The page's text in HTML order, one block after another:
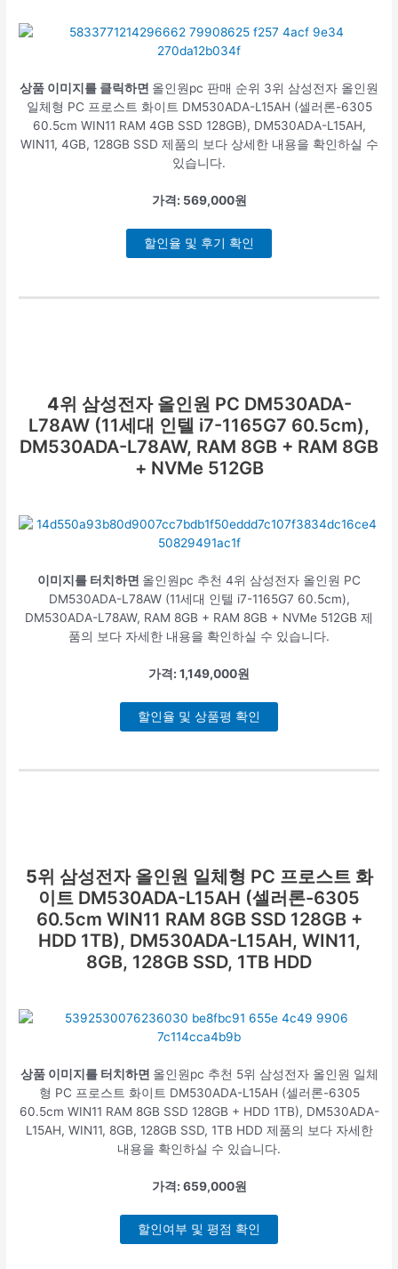
상품 이미지를 클릭하면 올인원pc 판매 순위 3위 삼성전자 올인원
일체형 PC 프로스트 화이트 DM530ADA-L15AH (셀러론-6305
60.5cm WIN11 RAM 4GB SSD 128GB), DM530ADA-L15AH,
WIN11, 4GB, 128GB SSD 제품의 보다 상세한 내용을 확인하실 수
있습니다.
가격: 569,000원
할인율 및 후기 확인
4위 삼성전자 올인원 PC DM530ADA-
L78AW (11세대 인텔 i7-1165G7 60.5cm),
DM530ADA-L78AW, RAM 8GB + RAM 8GB
+ NVMe 512GB
이미지를 터치하면 올인원pc 추천 4위 삼성전자 올인원 PC
DM530ADA-L78AW (11세대 인텔 i7-1165G7 60.5cm),
DM530ADA-L78AW, RAM 8GB + RAM 8GB + NVMe 512GB 제
품의 보다 자세한 내용을 확인하실 수 있습니다.
가격: 1,149,000원
할인율 및 상품평 확인
5위 삼성전자 올인원 일체형 PC 프로스트 화
이트 DM530ADA-L15AH (셀러론-6305
60.5cm WIN11 RAM 8GB SSD 128GB +
HDD 1TB), DM530ADA-L15AH, WIN11,
8GB, 128GB SSD, 1TB HDD
상품 이미지를 터치하면 올인원pc 추천 5위 삼성전자 올인원 일체
형 PC 프로스트 화이트 DM530ADA-L15AH (셀러론-6305
60.5cm WIN11 RAM 8GB SSD 128GB + HDD 1TB), DM530ADA-
L15AH, WIN11, 8GB, 128GB SSD, 1TB HDD 제품의 보다 자세한
내용을 확인하실 수 있습니다.
가격: 659,000원
할인여부 및 평점 확인